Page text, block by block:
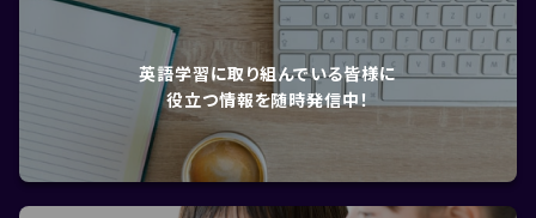
英語学習に取り組んでいる皆様に
役立つ情報を随時発信中！